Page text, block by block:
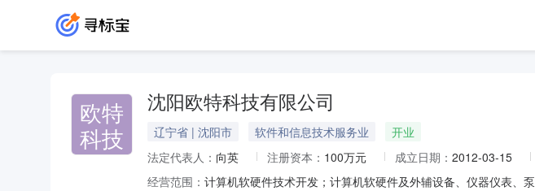
欧特
科技
沈阳欧特科技有限公司
辽宁省 | 沈阳市 软件和信息技术服务业
开业
法定代表人： 向英 注册资本： 100万元 成立日期： 2012-03-15
经营范围：